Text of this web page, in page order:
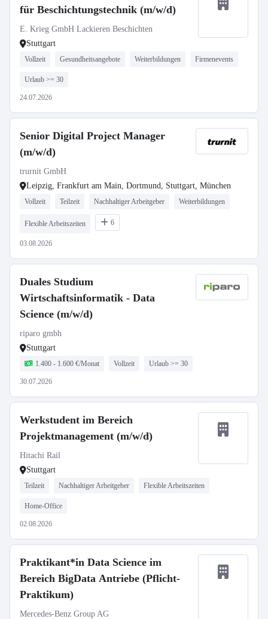
für Beschichtungstechnik (m/w/d)
E. Krieg GmbH Lackieren Beschichten
Stuttgart
Vollzeit Gesundheitsangebote Weiterbildungen Firmenevents
Urlaub >= 30
24.07.2026
Senior Digital Project Manager
(m/w/d)
trurnit GmbH
Leipzig, Frankfurt am Main, Dortmund, Stuttgart, München
Vollzeit Teilzeit Nachhaltiger Arbeitgeber Weiterbildungen
Flexible Arbeitszeiten 6
03.08.2026
Duales Studium
Wirtschaftsinformatik - Data
Science (m/w/d)
riparo gmbh
Stuttgart
1.400 - 1.600 €/Monat Vollzeit Urlaub >= 30
30.07.2026
Werkstudent im Bereich
Projektmanagement (m/w/d)
Hitachi Rail
Stuttgart
Teilzeit Nachhaltiger Arbeitgeber Flexible Arbeitszeiten
Home-Office
02.08.2026
Praktikant*in Data Science im
Bereich BigData Antriebe (Pflicht-
Praktikum)
Mercedes-Benz Group AG